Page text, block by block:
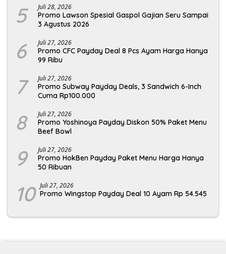
5 Juli 28, 2026
Promo Lawson Spesial Gaspol Gajian Seru Sampai
3 Agustus 2026
6 Juli 27, 2026
Promo CFC Payday Deal 8 Pcs Ayam Harga Hanya
99 Ribu
7 Juli 27, 2026
Promo Subway Payday Deals, 3 Sandwich 6-Inch
Cuma Rp100.000
8 Juli 27, 2026
Promo Yoshinoya Payday Diskon 50% Paket Menu
Beef Bowl
9 Juli 27, 2026
Promo HokBen Payday Paket Menu Harga Hanya
50 Ribuan
10 Juli 27, 2026
Promo Wingstop Payday Deal 10 Ayam Rp 54.545